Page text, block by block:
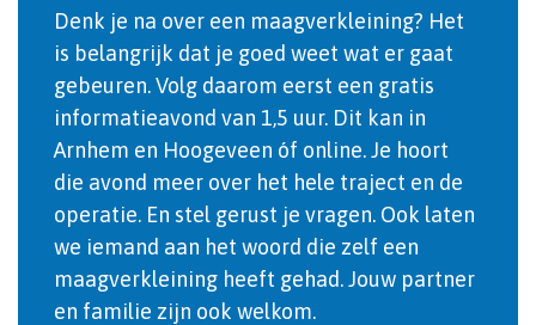
Denk je na over een maagverkleining? Het
is belangrijk dat je goed weet wat er gaat
gebeuren. Volg daarom eerst een gratis
informatieavond van 1,5 uur. Dit kan in
Arnhem en Hoogeveen óf online. Je hoort
die avond meer over het hele traject en de
operatie. En stel gerust je vragen. Ook laten
we iemand aan het woord die zelf een
maagverkleining heeft gehad. Jouw partner
en familie zijn ook welkom.